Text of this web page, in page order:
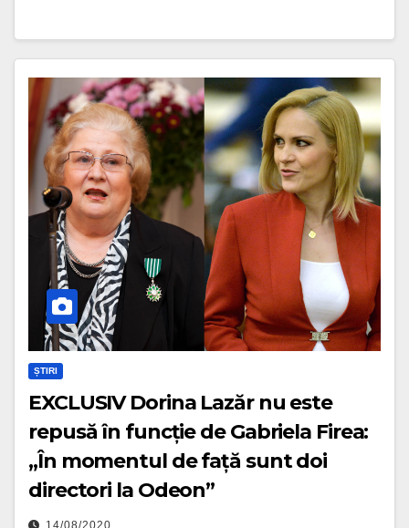
ȘTIRI
EXCLUSIV Dorina Lazăr nu este
repusă în funcție de Gabriela Firea:
„În momentul de față sunt doi
directori la Odeon”
14/08/2020